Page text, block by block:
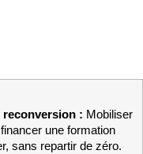
reconversion : Mobiliser
une formation
sans repartir de zéro.